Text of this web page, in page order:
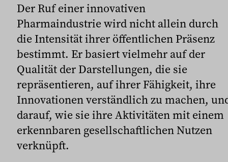
Der Ruf einer innovativen
Pharmaindustrie wird nicht allein durch
die Intensität ihrer öffentlichen Präsenz
bestimmt. Er basiert vielmehr auf der
Qualität der Darstellungen, die sie
repräsentieren, auf ihrer Fähigkeit, ihre
Innovationen verständlich zu machen,
darauf, wie sie ihre Aktivitäten mit einem
erkennbaren gesellschaftlichen Nutzen
verknüpft.